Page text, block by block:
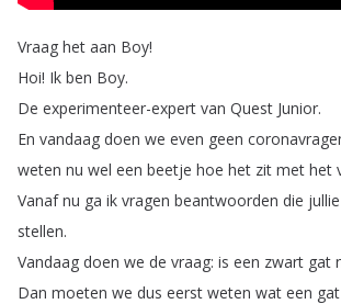
Vraag het aan Boy!
Hoi! Ik ben Boy.
De experimenteer-expert van Quest Junior.
En vandaag doen we even geen
weten nu wel een beetje hoe het zit met het
Vanaf nu ga ik vragen beantwoorden die jullie
stellen.
Vandaag doen we de vraag: is een zwart gat
Dan moeten we dus eerst weten wat een gat